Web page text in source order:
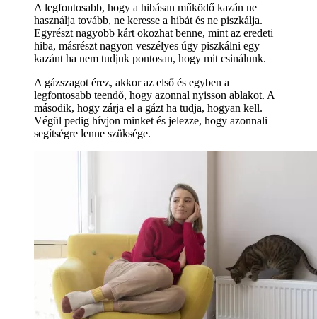
A legfontosabb, hogy a hibásan működő kazán ne
használja tovább, ne keresse a hibát és ne piszkálja.
Egyrészt nagyobb kárt okozhat benne, mint az eredeti
hiba, másrészt nagyon veszélyes úgy piszkálni egy
kazánt ha nem tudjuk pontosan, hogy mit csinálunk.
A gázszagot érez, akkor az első és egyben a
legfontosabb teendő, hogy azonnal nyisson ablakot. A
második, hogy zárja el a gázt ha tudja, hogyan kell.
Végül pedig hívjon minket és jelezze, hogy azonnali
segítségre lenne szüksége.